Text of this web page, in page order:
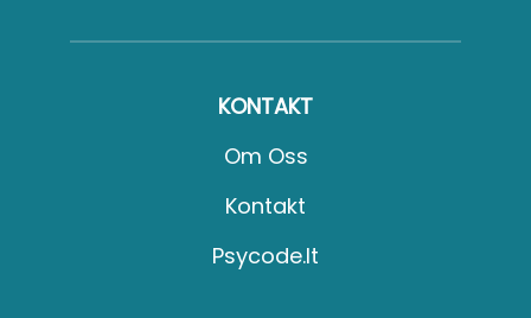
KONTAKT
Om Oss
Kontakt
Psycode.it